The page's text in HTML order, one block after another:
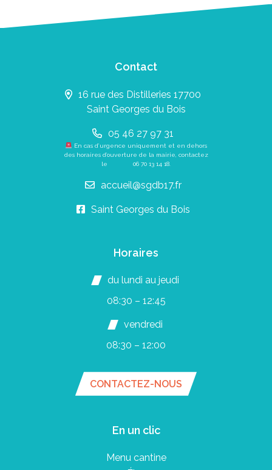
Contact
16 rue des Distilleries 17700
Saint Georges du Bois
05 46 27 97 31
En cas d’urgence uniquement et en dehors
des horaires d’ouverture de la mairie, contactez
le 06 70 13 14 18
accueil@sgdb17.fr
Saint Georges du Bois
Horaires
du lundi au jeudi
08:30 – 12:45
vendredi
08:30 – 12:00
CONTACTEZ-NOUS
En un clic
Menu cantine